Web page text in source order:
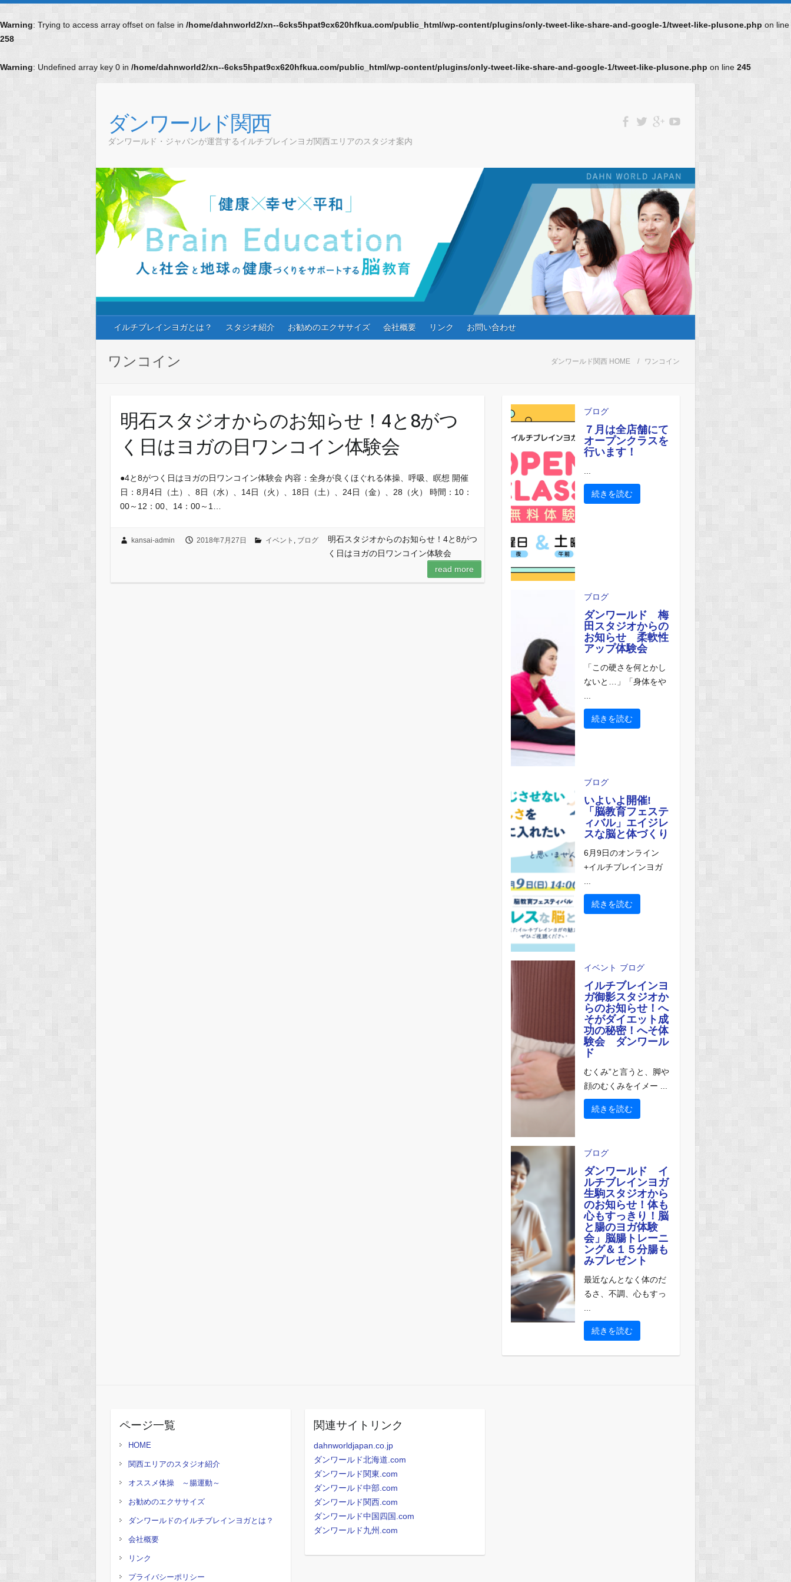
Warning: Trying to access array offset on false in /home/dahnworld2/xn--6cks5hpat9cx620hfkua.com/public_html/wp-content/plugins/only-tweet-like-share-and-google-1/tweet-like-plusone.php on line
258
Warning: Undefined array key 0 in /home/dahnworld2/xn--6cks5hpat9cx620hfkua.com/public_html/wp-content/plugins/only-tweet-like-share-and-google-1/tweet-like-plusone.php on line 245
Skip
ダンワールド関西
ダンワールド・ジャパンが運営するイルチブレインヨガ関西エリアのスタジオ案内
イルチブレインヨガとは？ スタジオ紹介 お勧めのエクササイズ 会社概要 リンク お問い合わせ
ダンワールド関西 HOME ワンコイン
ワンコイン
明石スタジオからのお知らせ！4と8がつ
く日はヨガの日ワンコイン体験会
●4と8がつく日はヨガの日ワンコイン体験会 内容：全身が良くほぐれる体操、呼吸、瞑想 開催
日：8月4日（土）、8日（水）、14日（火）、18日（土）、24日（金）、28（火） 時間：10：
00～12：00、14：00～1…
kansai-admin 2018年7月27日 イベント , ブログ
明石スタジオからのお知らせ！4と8がつ
く日はヨガの日ワンコイン体験会
read more
ブログ
７月は全店舗にて
オープンクラスを
行います！
...
続きを読む
ブログ
ダンワールド 梅
田スタジオからの
お知らせ 柔軟性
アップ体験会
「この硬さを何とかし
ないと…」「身体をや
...
続きを読む
ブログ
いよいよ開催!
「脳教育フェステ
ィバル」エイジレ
スな脳と体づくり
6月9日のオンライン
+イルチブレインヨガ
...
続きを読む
イベント ブログ
イルチブレインヨ
ガ御影スタジオか
らのお知らせ！へ
そがダイエット成
功の秘密！へそ体
験会 ダンワール
ド
むくみ”と言うと、脚や
顔のむくみをイメー ...
続きを読む
ブログ
ダンワールド イ
ルチブレインヨガ
生駒スタジオから
のお知らせ！体も
心もすっきり！脳
と腸のヨガ体験
会」脳腸トレーニ
ング＆１５分腸も
みプレゼント
最近なんとなく体のだ
るさ、不調、心もすっ
...
続きを読む
ページ一覧
HOME
関西エリアのスタジオ紹介
オススメ体操 ～腸運動～
お勧めのエクササイズ
ダンワールドのイルチブレインヨガとは？
会社概要
リンク
プライバシーポリシー
関連サイトリンク
dahnworldjapan.co.jp
ダンワールド北海道.com
ダンワールド関東.com
ダンワールド中部.com
ダンワールド関西.com
ダンワールド中国四国.com
ダンワールド九州.com